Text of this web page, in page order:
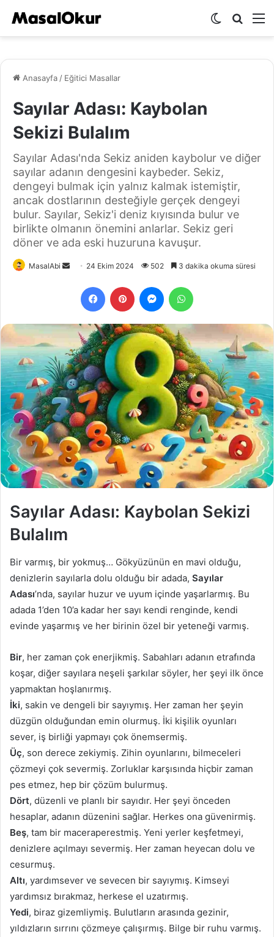
Arama
yap
Dış
görünümü
Anasayfa / Eğitici Masallar
Sayılar Adası: Kaybolan
Sekizi Bulalım
Sayılar Adası'nda Sekiz aniden kaybolur ve diğer
sayılar adanın dengesini kaybeder. Sekiz,
dengeyi bulmak için yalnız kalmak istemiştir,
ancak dostlarının desteğiyle gerçek dengeyi
bulur. Sayılar, Sekiz'i deniz kıyısında bulur ve
birlikte olmanın önemini anlarlar. Sekiz geri
döner ve ada eski huzuruna kavuşur.
MasalAbi
Bir
posta
göndermek
24 Ekim 2024 502 3 dakika okuma süresi
FacebookPinterest Messenger
Sayılar Adası: Kaybolan Sekizi
Bulalım
Bir varmış, bir yokmuş… Gökyüzünün en mavi olduğu,
denizlerin sayılarla dolu olduğu bir adada, Sayılar
Adası’nda, sayılar huzur ve uyum içinde yaşarlarmış. Bu
adada 1’den 10’a kadar her sayı kendi renginde, kendi
evinde yaşarmış ve her birinin özel bir yeteneği varmış.
Bir, her zaman çok enerjikmiş. Sabahları adanın etrafında
koşar, diğer sayılara neşeli şarkılar söyler, her şeyi ilk önce
yapmaktan hoşlanırmış.
İki, sakin ve dengeli bir sayıymış. Her zaman her şeyin
düzgün olduğundan emin olurmuş. İki kişilik oyunları
sever, iş birliği yapmayı çok önemsermiş.
Üç, son derece zekiymiş. Zihin oyunlarını, bilmeceleri
çözmeyi çok severmiş. Zorluklar karşısında hiçbir zaman
pes etmez, hep bir çözüm bulurmuş.
Dört, düzenli ve planlı bir sayıdır. Her şeyi önceden
hesaplar, adanın düzenini sağlar. Herkes ona güvenirmiş.
Beş, tam bir maceraperestmiş. Yeni yerler keşfetmeyi,
denizlere açılmayı severmiş. Her zaman heyecan dolu ve
cesurmuş.
Altı, yardımsever ve sevecen bir sayıymış. Kimseyi
yardımsız bırakmaz, herkese el uzatırmış.
Yedi, biraz gizemliymiş. Bulutların arasında gezinir,
yıldızların sırrını çözmeye çalışırmış. Bilge bir ruhu varmış.